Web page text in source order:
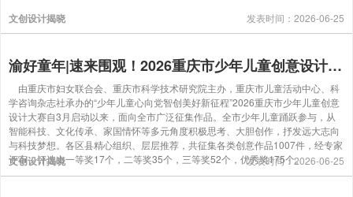
文创设计揭晓 发表时间：2026-06-25
渝好童年|速来围观！2026重庆市少年儿童创意设计大赛获奖名单公布
由重庆市妇女联合会、重庆市科学技术研究院主办，重庆市儿童活动中心、科
学咨询杂志社承办的“少年儿童心向党智创美好新征程”2026重庆市少年儿童创意
设计大赛自3月启动以来，面向全市广泛征集作品。全市少年儿童踊跃参与，从
智能科技、文化传承、家国情怀等多元角度积极思考、大胆创作，抒发远大志向
与科技梦想。各区县精心组织、层层推荐，共征集各类创意作品1007件，经专家
评审，评选出一等奖17个，二等奖35个，三等奖52个，优秀奖175个。
文创设计揭晓 发表时间：2026-06-25